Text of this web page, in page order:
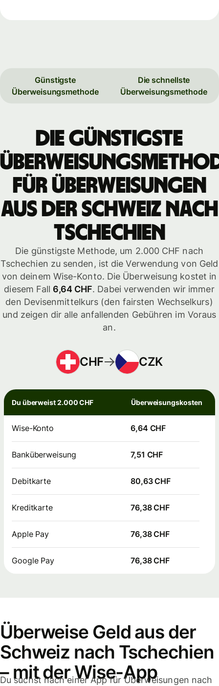
Günstigste
Überweisungsmethode
Die schnellste
Überweisungsmethode
Die günstigste
für Überweisungen
aus der Schweiz nach
Tschechien
Die günstigste Methode, um 2.000 CHF nach
Tschechien zu senden, ist die Verwendung von Geld
von deinem Wise-Konto. Die Überweisung kostet in
diesem Fall 6,64 CHF. Dabei verwenden wir immer
den Devisenmittelkurs (den fairsten Wechselkurs)
und zeigen dir alle anfallenden Gebühren im Voraus
an.
CHF CZK
Du überweist 2.000 CHF Überweisungskosten
Wise-Konto 6,64 CHF
Banküberweisung 7,51 CHF
Debitkarte 80,63 CHF
Kreditkarte 76,38 CHF
Apple Pay 76,38 CHF
Google Pay 76,38 CHF
Überweise Geld aus der
Schweiz nach Tschechien
– mit der Wise-App
Du suchst nach einer App für Überweisungen nach